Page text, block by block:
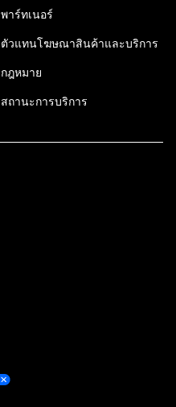
พาร์ทเนอร์
ตัวแทนโฆษณาสินค้าและบริการ
กฎหมาย
สถานะการบริการ